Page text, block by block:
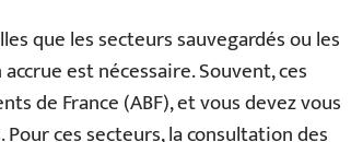
que les secteurs sauvegardés ou les
est nécessaire. Souvent, ces
de France (ABF), et vous devez vous
ces secteurs, la consultation des